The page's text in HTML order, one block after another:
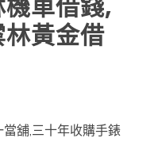
車借錢,
黃金借
舖,三十年收購手錶